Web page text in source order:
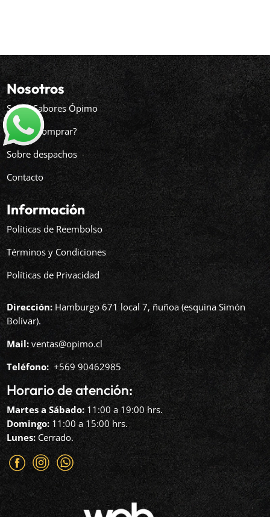
Nosotros
Sobre Sabores Ópimo
¿Cómo comprar?
Sobre despachos
Contacto
Información
Políticas de Reembolso
Términos y Condiciones
Políticas de Privacidad
Dirección: Hamburgo 671 local 7, ñuñoa (esquina Simón
Bolívar).
Mail: ventas@opimo.cl
Teléfono: ‪+569 90462985‬
Horario de atención:
Martes a Sábado: 11:00 a 19:00 hrs.
Domingo: 11:00 a 15:00 hrs.
Lunes: Cerrado.